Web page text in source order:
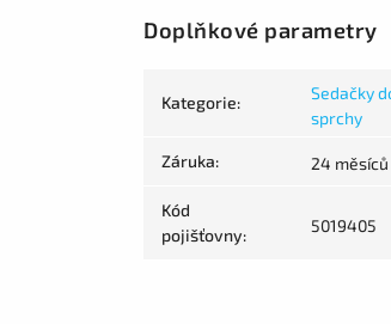
Doplňkové parametry
Kategorie:
Sedačky
sprchy
Záruka: 24 měsíců
Kód
pojišťovny: 5019405